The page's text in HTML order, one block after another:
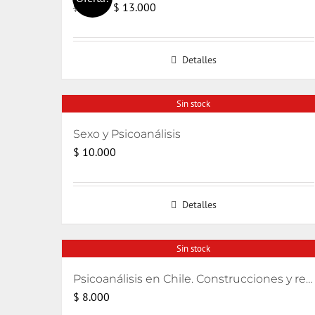
$
El
original
$ 13.000
actual
Detalles
Sin stock
Sexo y Psicoanálisis
$ 10.000
Detalles
Sin stock
Psicoanálisis en Chile. Construcciones y relatos
$ 8.000